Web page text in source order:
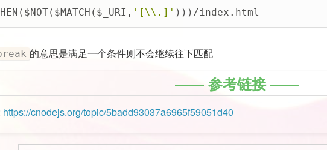
'[\\.]' )))/index.html
的意思是满足一个条件则不会继续往下匹配
参考链接
https://cnodejs.org/topic/5badd93037a6965f59051d40